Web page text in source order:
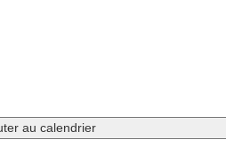
au calendrier